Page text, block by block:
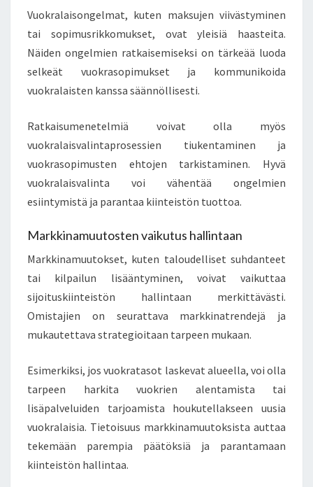
Vuokralaisongelmat, kuten maksujen viivästyminen
tai sopimusrikkomukset, ovat yleisiä haasteita.
Näiden ongelmien ratkaisemiseksi on tärkeää luoda
selkeät vuokrasopimukset ja kommunikoida
vuokralaisten kanssa säännöllisesti.
Ratkaisumenetelmiä voivat olla myös
vuokralaisvalintaprosessien tiukentaminen ja
vuokrasopimusten ehtojen tarkistaminen. Hyvä
vuokralaisvalinta voi vähentää ongelmien
esiintymistä ja parantaa kiinteistön tuottoa.
Markkinamuutosten vaikutus hallintaan
Markkinamuutokset, kuten taloudelliset suhdanteet
tai kilpailun lisääntyminen, voivat vaikuttaa
sijoituskiinteistön hallintaan merkittävästi.
Omistajien on seurattava markkinatrendejä ja
mukautettava strategioitaan tarpeen mukaan.
Esimerkiksi, jos vuokratasot laskevat alueella, voi olla
tarpeen harkita vuokrien alentamista tai
lisäpalveluiden tarjoamista houkutellakseen uusia
vuokralaisia. Tietoisuus markkinamuutoksista auttaa
tekemään parempia päätöksiä ja parantamaan
kiinteistön hallintaa.